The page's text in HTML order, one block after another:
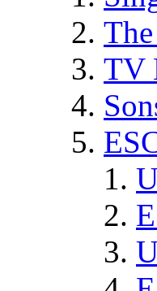
TV